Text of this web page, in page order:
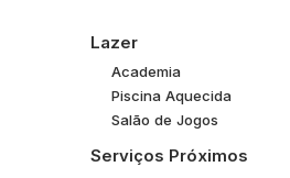
✔️ Salão de beleza
✔️ Restaurante
✨ Grande diferencial:
comodidade para o dia a
Agende sua visita e venha
Lazer
Academia
Piscina Aquecida
Salão de Jogos
Serviços Próximos